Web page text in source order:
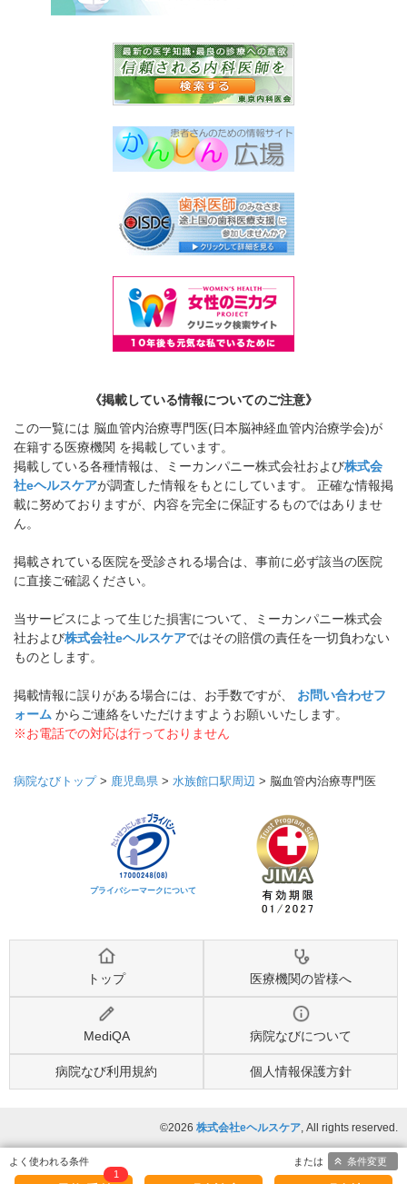
《掲載している情報についてのご注意》
この一覧には 脳血管内治療専門医(日本脳神経血管内治療学会)が
在籍する医療機関 を掲載しています。
掲載している各種情報は、ミーカンパニー株式会社および株式会
社eヘルスケアが調査した情報をもとにしています。 正確な情報掲
載に努めておりますが、内容を完全に保証するものではありませ
ん。
掲載されている医院を受診される場合は、事前に必ず該当の医院
に直接ご確認ください。
当サービスによって生じた損害について、ミーカンパニー株式会
社および株式会社eヘルスケアではその賠償の責任を一切負わない
ものとします。
掲載情報に誤りがある場合には、お手数ですが、 お問い合わせフ
ォーム からご連絡をいただけますようお願いいたします。
※お電話での対応は行っておりません
病院なびトップ> 鹿児島県 > 水族館口駅周辺 > 脳血管内治療専門医
プライバシーマークについて
トップ 医療機関の皆様へ
MediQA 病院なびについて
病院なび利用規約 個人情報保護方針
©2026 株式会社eヘルスケア, All rights reserved.
1
条件変更